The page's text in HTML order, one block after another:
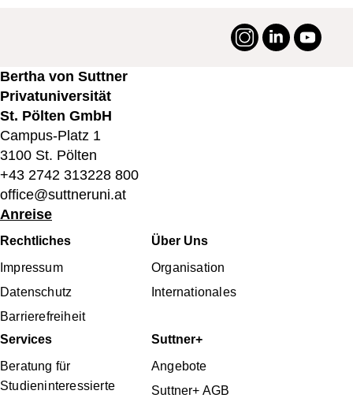
#suttneruni
Instagram
LinkedIn
Bertha von Suttner
Privatuniversität
St. Pölten GmbH
Campus-Platz 1
3100 St. Pölten
+43 2742 313228 800
office@suttneruni.at
Anreise
Fußbereichsmenü
Rechtliches
Impressum
Datenschutz
Barrierefreiheit
Über Uns
Organisation
Internationales
Services
Beratung für
Studieninteressierte
Suttner+
Angebote
Suttner+ AGB